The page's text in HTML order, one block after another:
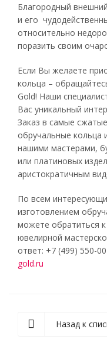
Благородный
и его
относительно
поразить своим
Если Вы желаете
кольца –
Gold! Наши
Вас уникальный
Заказ в самые
обручальные кольца
нашими мастерами,
или платиновых
аристократичным
По всем
изготовлением
можете обратиться
ювелирной
ответ: +7 (499) 550-
gold.ru
Назад к